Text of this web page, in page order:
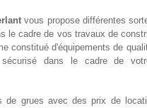
vous propose différentes
le cadre de vos travaux de
constitué d'équipements de
dans le cadre de
de grues avec des prix de